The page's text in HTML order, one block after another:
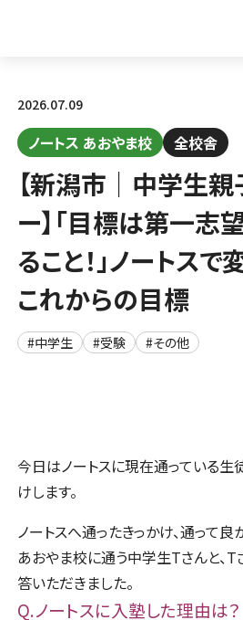
2026.07.09
ノートス あおやま校 全校舎
【新潟市｜中学生
ー】「目標は第一志
ること！」ノートスで
これからの目標
#中学生 #受験 #その他
今日はノートスに現在通っている生
けします。
ノートスへ通ったきっかけ、通って良
あおやま校に通う中学生Tさんと、
答いただきました。
Q.ノートスに入塾した理由は？